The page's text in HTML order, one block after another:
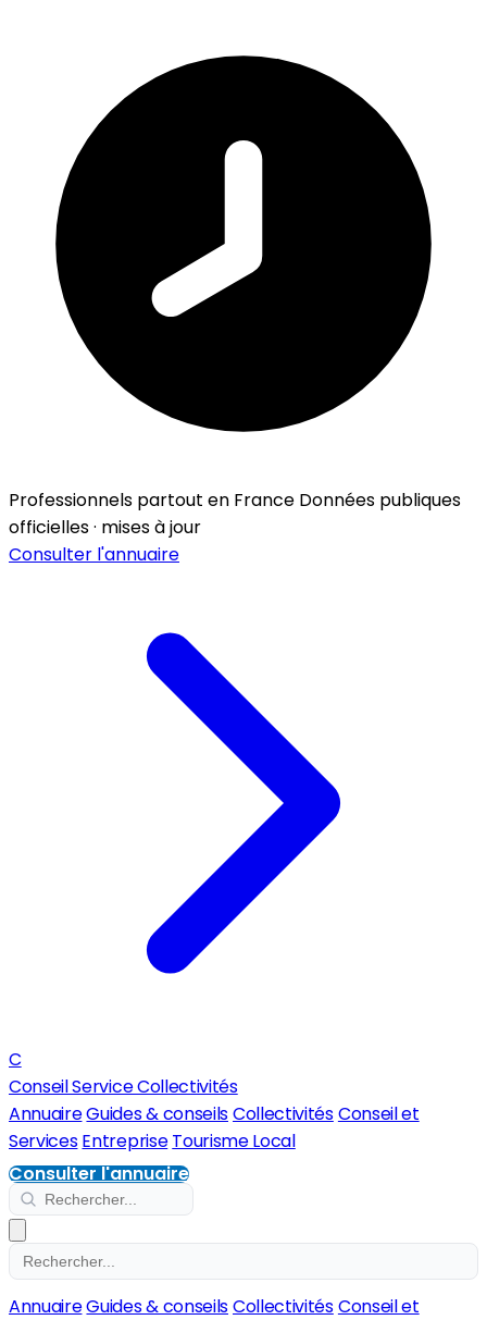
Professionnels partout en France Données publiques
officielles · mises à jour
Consulter l'annuaire
C
Conseil Service Collectivités
AnnuaireGuides & conseilsCollectivitésConseil et
ServicesEntreprise Tourisme Local
Consulter l'annuaire
AnnuaireGuides & conseilsCollectivitésConseil et